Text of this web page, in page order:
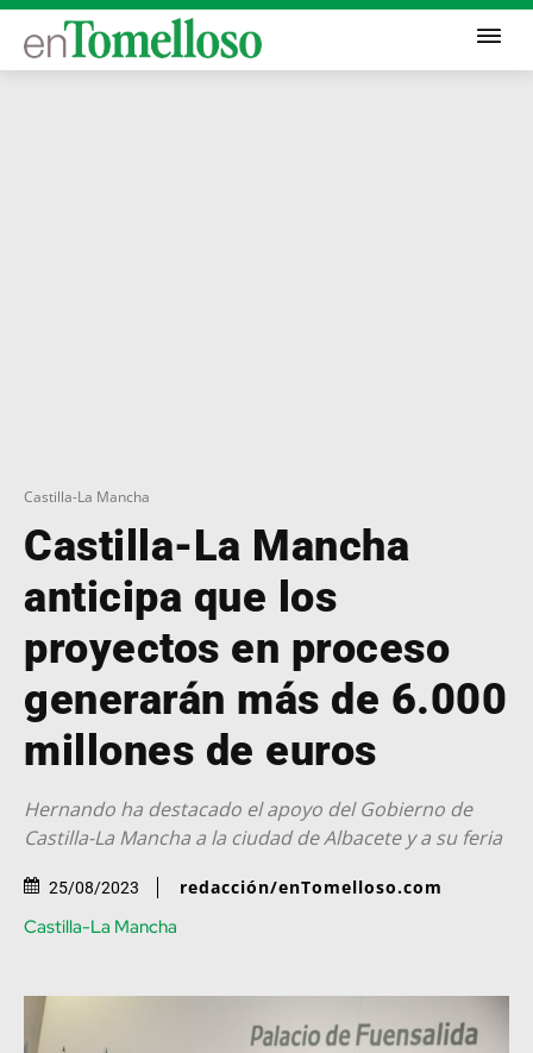
Castilla-La Mancha
Castilla-La Mancha
anticipa que los
proyectos en proceso
generarán más de 6.000
millones de euros
Hernando ha destacado el apoyo del Gobierno de
Castilla-La Mancha a la ciudad de Albacete y a su feria
25/08/2023 redacción/enTomelloso.com
Castilla-La Mancha